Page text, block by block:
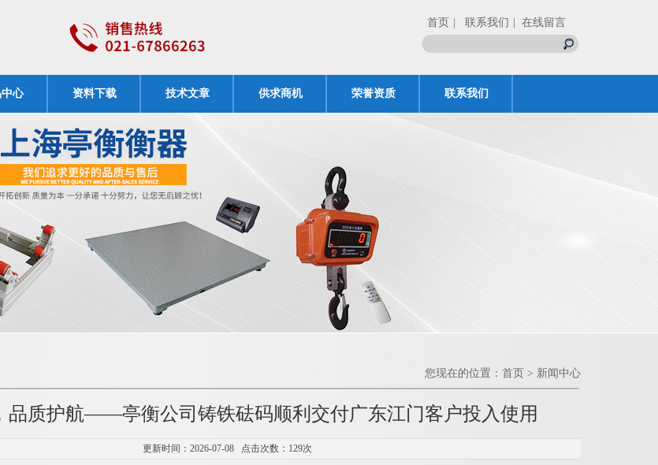
首页 | 联系我们 | 在线留言
心 资料下载 技术文章 供求商机 荣誉资质 联系我们
您现在的位置： 首页 > 新闻中心
品质护航——亭衡公司铸铁砝码顺利交付广东江门客户投入使用
更新时间：2026-07-08 点击次数：129次